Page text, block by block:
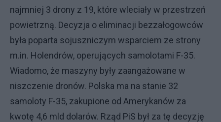
najmniej 3 drony z 19, które wleciały w przestrzeń
powietrzną. Decyzja o eliminacji bezzałogowców
była poparta sojuszniczym wsparciem ze strony
m.in. Holendrów, operujących samolotami F-35.
Wiadomo, że maszyny były zaangażowane w
niszczenie dronów. Polska ma na stanie 32
samoloty F-35, zakupione od Amerykanów za
kwotę 4,6 mld dolarów. Rząd PiS był za tę decyzję